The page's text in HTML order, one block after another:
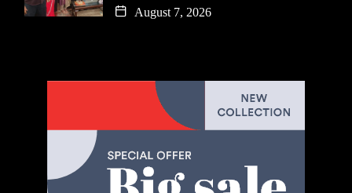
August 7, 2026